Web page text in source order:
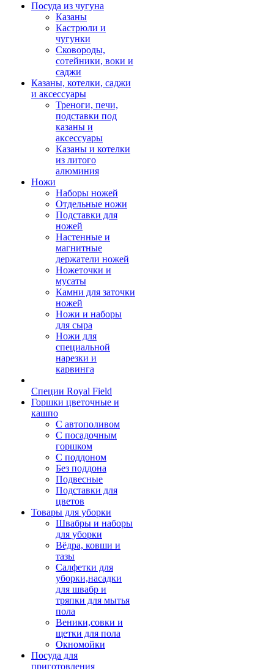
Посуда из чугуна
Казаны
Кастрюли и
чугунки
Сковороды,
сотейники, воки и
саджи
Казаны, котелки, саджи
и аксессуары
Треноги, печи,
подставки под
казаны и
аксессуары
Казаны и котелки
из литого
алюминия
Ножи
Наборы ножей
Отдельные ножи
Подставки для
ножей
Настенные и
магнитные
держатели ножей
Ножеточки и
мусаты
Камни для заточки
ножей
Ножи и наборы
для сыра
Ножи для
специальной
нарезки и
карвинга
Специи Royal Field
Горшки цветочные и
кашпо
С автополивом
С посадочным
горшком
С поддоном
Без поддона
Подвесные
Подставки для
цветов
Товары для уборки
Швабры и наборы
для уборки
Вёдра, ковши и
тазы
Салфетки для
уборки,насадки
для швабр и
тряпки для мытья
пола
Веники,совки и
щетки для пола
Окномойки
Посуда для
приготовления